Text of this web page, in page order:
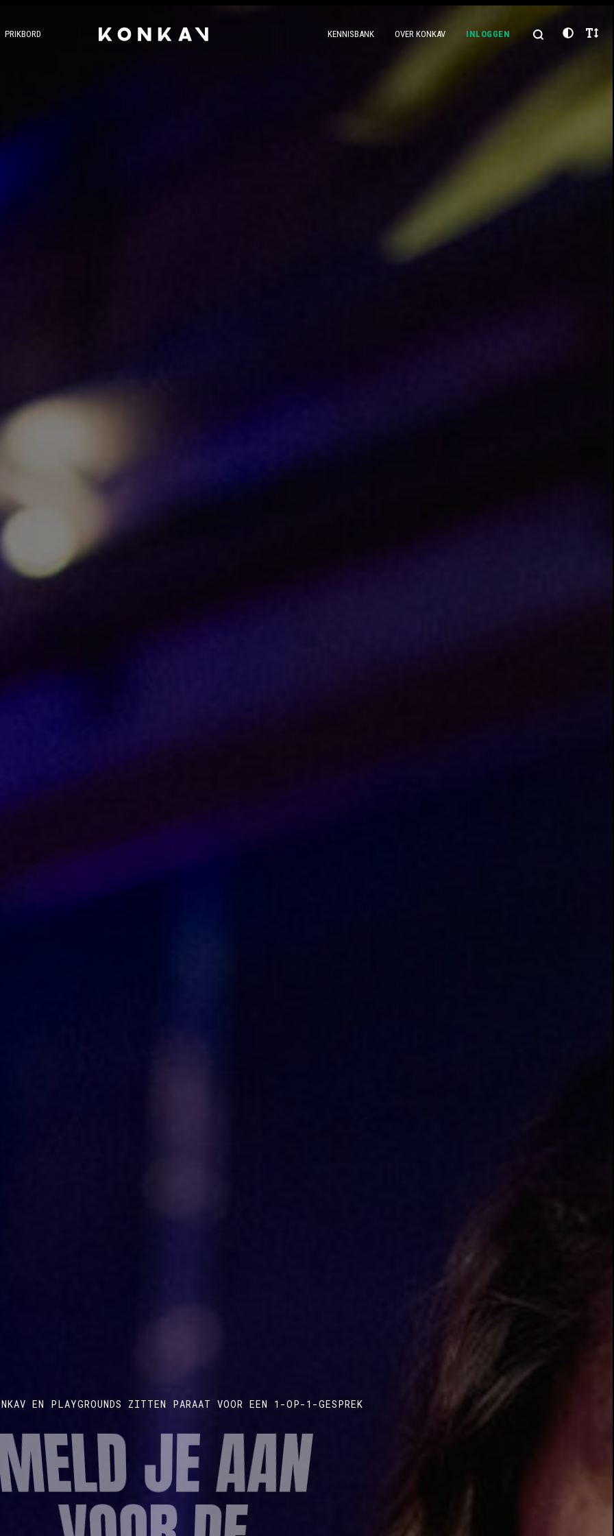
PRIKBORD KENNISBANK OVER KONKAV INLOGGEN
MAAK EEN GRATIS PROFIEL AAN
EN PLAYGROUNDS ZITTEN PARAAT VOOR EEN 1-OP-1-GESPREK
MELD JE AAN
ONTDEK TIPS OM JOUW KORTE FILM TE VERTONEN
KRIJG JE JE